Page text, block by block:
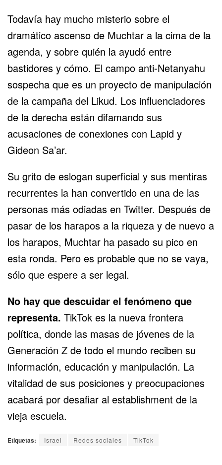
Todavía hay mucho misterio sobre el
dramático ascenso de Muchtar a la cima de la
agenda, y sobre quién la ayudó entre
bastidores y cómo. El campo anti-Netanyahu
sospecha que es un proyecto de manipulación
de la campaña del Likud. Los influenciadores
de la derecha están difamando sus
acusaciones de conexiones con Lapid y
Gideon Sa’ar.
Su grito de eslogan superficial y sus mentiras
recurrentes la han convertido en una de las
personas más odiadas en Twitter. Después de
pasar de los harapos a la riqueza y de nuevo a
los harapos, Muchtar ha pasado su pico en
esta ronda. Pero es probable que no se vaya,
sólo que espere a ser legal.
No hay que descuidar el fenómeno que
representa. TikTok es la nueva frontera
política, donde las masas de jóvenes de la
Generación Z de todo el mundo reciben su
información, educación y manipulación. La
vitalidad de sus posiciones y preocupaciones
acabará por desafiar al establishment de la
vieja escuela.
Etiquetas: Israel Redes sociales TikTok